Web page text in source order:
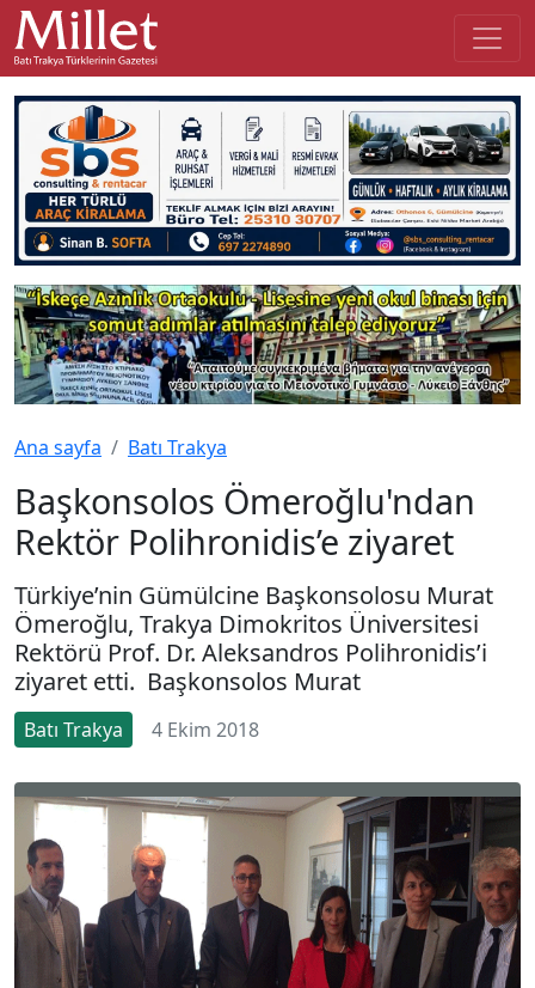
Ana sayfa Batı Trakya
Başkonsolos Ömeroğlu'ndan
Rektör Polihronidis’e ziyaret
Türkiye’nin Gümülcine Başkonsolosu Murat
Ömeroğlu, Trakya Dimokritos Üniversitesi
Rektörü Prof. Dr. Aleksandros Polihronidis’i
ziyaret etti. Başkonsolos Murat
Batı Trakya 4 Ekim 2018